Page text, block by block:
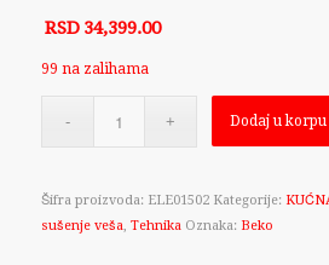
RSD 34,399.00
99 na zalihama
Dodaj u korpu
Šifra proizvoda: ELE01502 Kategorije:
sušenje veša Tehnika Oznaka: Beko